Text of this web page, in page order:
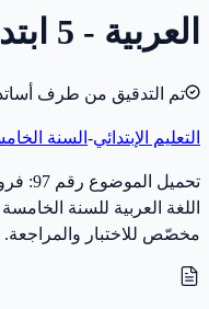
العربية - 5 ابتدائي
تم التدقيق من طرف
التعليم الإبتدائي- السنة
تحميل
مخصّص للاختبار